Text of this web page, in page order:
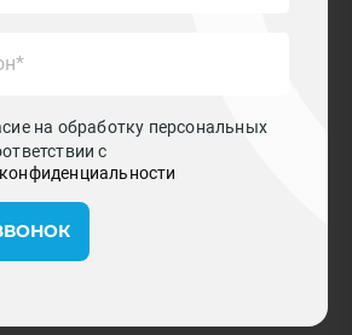
на обработку персональных
с